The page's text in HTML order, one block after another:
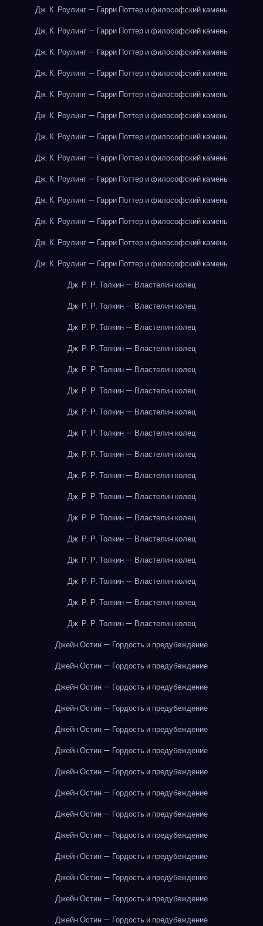
Дж. К. Роулинг — Гарри Поттер и философский камень
Дж. К. Роулинг — Гарри Поттер и философский камень
Дж. К. Роулинг — Гарри Поттер и философский камень
Дж. К. Роулинг — Гарри Поттер и философский камень
Дж. К. Роулинг — Гарри Поттер и философский камень
Дж. К. Роулинг — Гарри Поттер и философский камень
Дж. К. Роулинг — Гарри Поттер и философский камень
Дж. К. Роулинг — Гарри Поттер и философский камень
Дж. К. Роулинг — Гарри Поттер и философский камень
Дж. К. Роулинг — Гарри Поттер и философский камень
Дж. К. Роулинг — Гарри Поттер и философский камень
Дж. К. Роулинг — Гарри Поттер и философский камень
Дж. К. Роулинг — Гарри Поттер и философский камень
Дж. Р. Р. Толкин — Властелин колец
Дж. Р. Р. Толкин — Властелин колец
Дж. Р. Р. Толкин — Властелин колец
Дж. Р. Р. Толкин — Властелин колец
Дж. Р. Р. Толкин — Властелин колец
Дж. Р. Р. Толкин — Властелин колец
Дж. Р. Р. Толкин — Властелин колец
Дж. Р. Р. Толкин — Властелин колец
Дж. Р. Р. Толкин — Властелин колец
Дж. Р. Р. Толкин — Властелин колец
Дж. Р. Р. Толкин — Властелин колец
Дж. Р. Р. Толкин — Властелин колец
Дж. Р. Р. Толкин — Властелин колец
Дж. Р. Р. Толкин — Властелин колец
Дж. Р. Р. Толкин — Властелин колец
Дж. Р. Р. Толкин — Властелин колец
Дж. Р. Р. Толкин — Властелин колец
Джейн Остин — Гордость и предубеждение
Джейн Остин — Гордость и предубеждение
Джейн Остин — Гордость и предубеждение
Джейн Остин — Гордость и предубеждение
Джейн Остин — Гордость и предубеждение
Джейн Остин — Гордость и предубеждение
Джейн Остин — Гордость и предубеждение
Джейн Остин — Гордость и предубеждение
Джейн Остин — Гордость и предубеждение
Джейн Остин — Гордость и предубеждение
Джейн Остин — Гордость и предубеждение
Джейн Остин — Гордость и предубеждение
Джейн Остин — Гордость и предубеждение
Джейн Остин — Гордость и предубеждение